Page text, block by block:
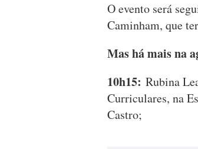
O evento será
Caminham, que
Mas há mais na
10h15: Rubina
Curriculares, na
Castro;